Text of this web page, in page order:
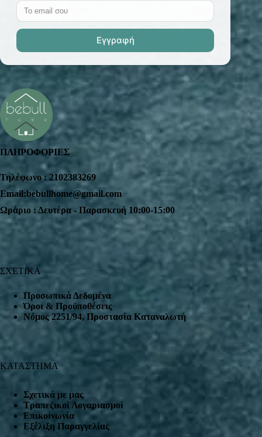
ΠΛΗΡΟΦΟΡΙΕΣ
Τηλέφωνο : 2102383269
Email:bebullhome@gmail.com
Ωράριο : Δευτέρα - Παρασκευή 10:00-15:00
ΣΧΕΤΙΚΑ
Προσωπικά Δεδομένα
Όροι & Προϋποθέσεις
Nόμος 2251/94, Προστασία Καταναλωτή
ΚΑΤΑΣΤΗΜΑ
Σχετικά με μας
Τραπεζικοί Λογαριασμοί
Επικοινωνία
Εξέλιξη Παραγγελίας